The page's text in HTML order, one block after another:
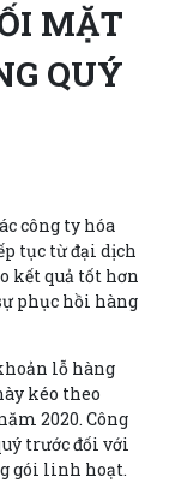
MẶT
QUÝ
công ty hóa
tục từ đại dịch
kết quả tốt hơn
phục hồi hàng
lỗ hàng
kéo theo
2020. Công
trước đối với
gói linh hoạt.